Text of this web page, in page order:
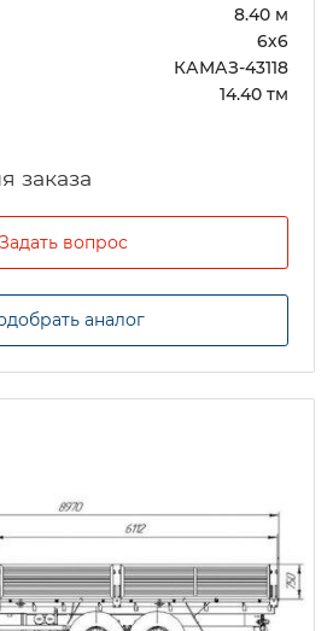
8.40 м
6х6
КАМАЗ-43118
14.40 тм
Задать вопрос
аналог